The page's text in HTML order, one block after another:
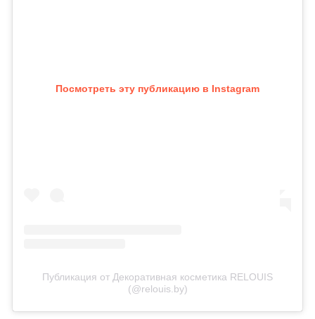
Посмотреть эту публикацию в Instagram
Публикация от Декоративная косметика RELOUIS
(@relouis.by)